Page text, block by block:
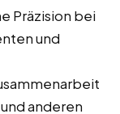
Präzision bei
und
anderen